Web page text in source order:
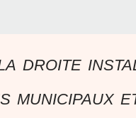
droite